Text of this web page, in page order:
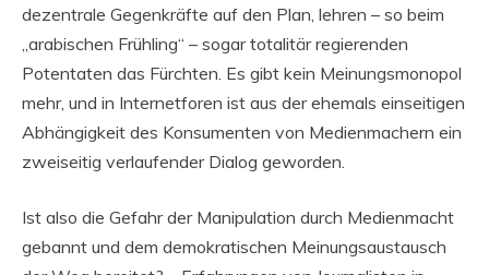
dezentrale Gegenkräfte auf den Plan, lehren – so beim
„arabischen Frühling“ – sogar totalitär regierenden
Potentaten das Fürchten. Es gibt kein Meinungsmonopol
mehr, und in Internetforen ist aus der ehemals einseitigen
Abhängigkeit des Konsumenten von Medienmachern ein
zweiseitig verlaufender Dialog geworden.
Ist also die Gefahr der Manipulation durch Medienmacht
gebannt und dem demokratischen Meinungsaustausch